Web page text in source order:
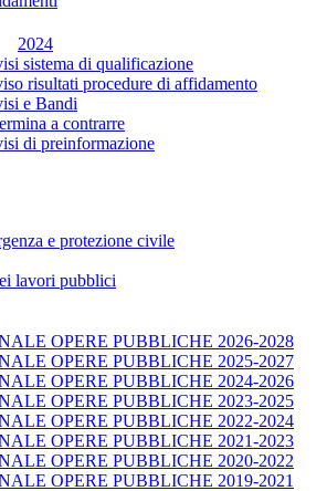
2024
sistema di qualificazione
risultati procedure di affidamento
e Bandi
a contrarre
di preinformazione
e protezione civile
lavori pubblici
OPERE PUBBLICHE 2026-2028
OPERE PUBBLICHE 2025-2027
OPERE PUBBLICHE 2024-2026
OPERE PUBBLICHE 2023-2025
OPERE PUBBLICHE 2022-2024
OPERE PUBBLICHE 2021-2023
OPERE PUBBLICHE 2020-2022
OPERE PUBBLICHE 2019-2021